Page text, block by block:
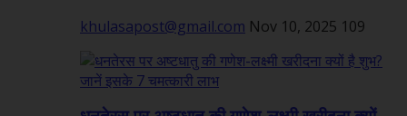
khulasapost@gmail.com Nov 10, 2025 109